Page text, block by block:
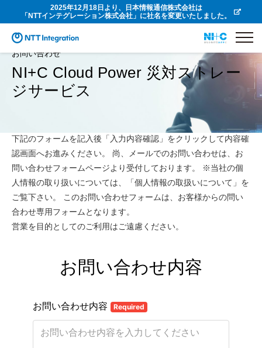
2025年12月18日より、日本情報通信株式会社は
「NTTインテグレーション株式会社」に社名を変更いたしました。
お問い合わせ
NI+C Cloud Power 災対ストレー
ジサービス
下記のフォームを記入後「入力内容確認」をクリックして内容確
認画面へお進みください。 尚、メールでのお問い合わせは、お
問い合わせフォームページより受付しております。 ※当社の個
人情報の取り扱いについては、「個人情報の取扱いについて」を
ご覧下さい。 このお問い合わせフォームは、お客様からの問い
合わせ専用フォームとなります。
営業を目的としてのご利用はご遠慮ください。